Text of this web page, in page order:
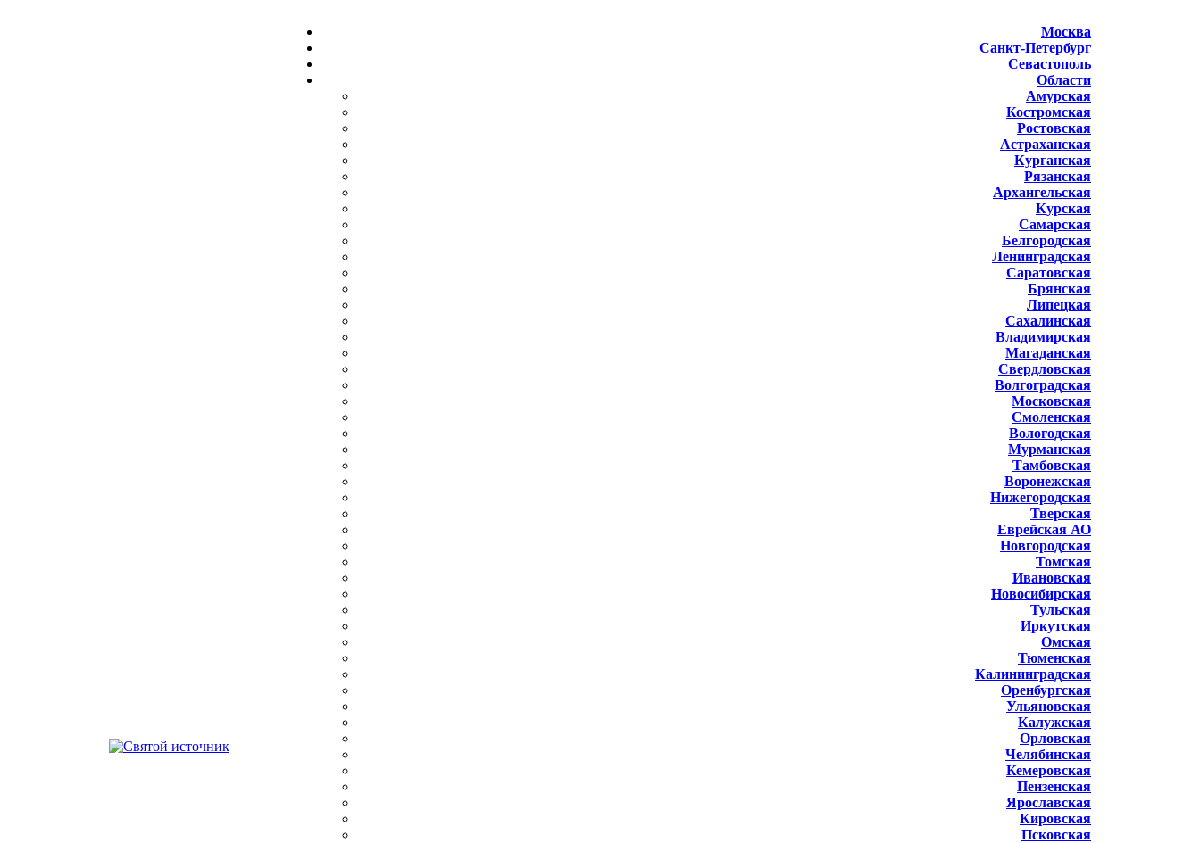
Москва
Санкт-Петербург
Севастополь
Области
Амурская
Костромская
Ростовская
Астраханская
Курганская
Рязанская
Архангельская
Курская
Самарская
Белгородская
Ленинградская
Саратовская
Брянская
Липецкая
Сахалинская
Владимирская
Магаданская
Свердловская
Волгоградская
Московская
Смоленская
Вологодская
Мурманская
Тамбовская
Воронежская
Нижегородская
Тверская
Еврейская АО
Новгородская
Томская
Ивановская
Новосибирская
Тульская
Иркутская
Омская
Тюменская
Калининградская
Оренбургская
Ульяновская
Калужская
Орловская
Челябинская
Кемеровская
Пензенская
Ярославская
Кировская
Псковская